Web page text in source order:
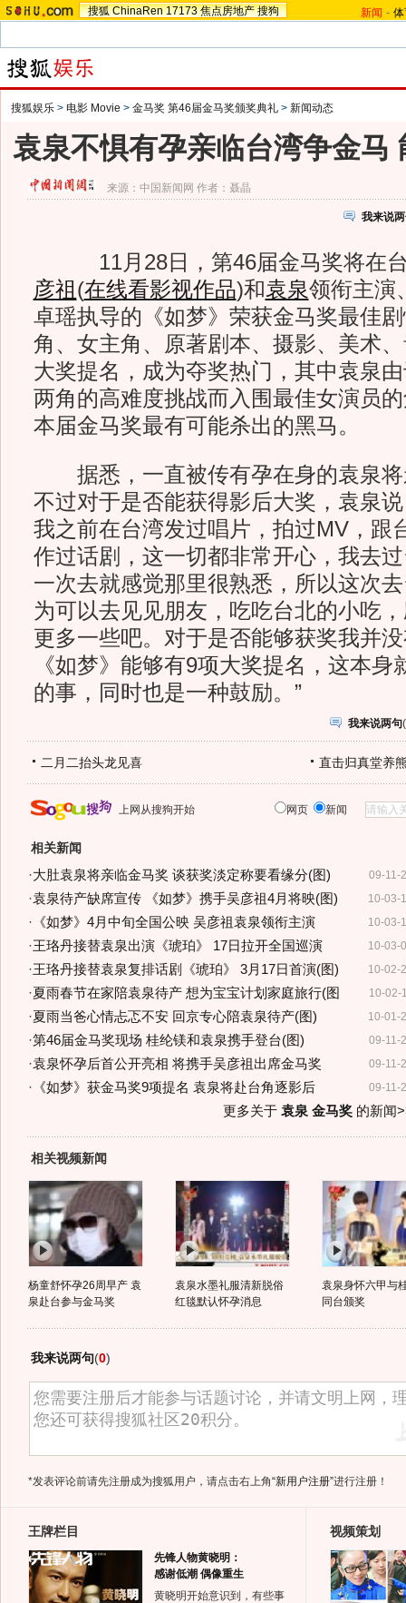
搜狐 ChinaRen 17173 焦点房地产 搜狗 新闻 -
搜狐娱乐 > 电影 Movie > 金马奖 第46届金马奖颁奖典礼 > 新闻动态
袁泉不惧有孕亲临台湾争金马
来源： 中国新闻网 作者：聂晶
我来说
11月28日，第46届金马奖将在台
彦祖 (在线看影视作品)和袁泉领衔主演
卓瑶执导的《如梦》荣获金马奖最佳
角、女主角、原著剧本、摄影、美术
大奖提名，成为夺奖热门，其中袁泉
两角的高难度挑战而入围最佳女演员
本届金马奖最有可能杀出的黑马。
据悉，一直被传有孕在身的袁泉将
不过对于是否能获得影后大奖，袁泉
我之前在台湾发过唱片，拍过MV，跟
作过话剧，这一切都非常开心，我去
一次去就感觉那里很熟悉，所以这次
为可以去见见朋友，吃吃台北的小吃
更多一些吧。对于是否能够获奖我并
《如梦》能够有9项大奖提名，这本身
的事，同时也是一种鼓励。”
我来说两句(
二月二抬头龙见喜 直击归真堂养
上网从搜狗开始 网页 新闻
相关新闻
09-11-
·大肚袁泉将亲临金马奖 谈获奖淡定称要看缘分(图)
10-03-
·袁泉待产缺席宣传 《如梦》携手吴彦祖4月将映(图)
10-03-
· 《如梦》4月中旬全国公映 吴彦祖袁泉领衔主演
10-03-
·王珞丹接替袁泉出演《琥珀》 17日拉开全国巡演
10-02-
·王珞丹接替袁泉复排话剧《琥珀》 3月17日首演(图)
10-02-
·夏雨春节在家陪袁泉待产 想为宝宝计划家庭旅行(图
10-01-
·夏雨当爸心情忐忑不安 回京专心陪袁泉待产(图)
09-11-
·第46届金马奖现场 桂纶镁和袁泉携手登台(图)
09-11-
·袁泉怀孕后首公开亮相 将携手吴彦祖出席金马奖
09-11-
· 《如梦》获金马奖9项提名 袁泉将赴台角逐影后
更多关于 袁泉 金马奖的新闻
相关视频新闻
杨童舒怀孕26周早产 袁
泉赴台参与金马奖
袁泉水墨礼服清新脱俗
红毯默认怀孕消息
袁泉身怀六甲与
同台颁奖
我来说两句(0)
*发表评论前请先注册成为搜狐用户，请点击右上角“新用户注册”进行注册！
王牌栏目
先锋人物黄晓明：
感谢低潮 偶像重生
黄晓明开始意识到，有些事
视频策划